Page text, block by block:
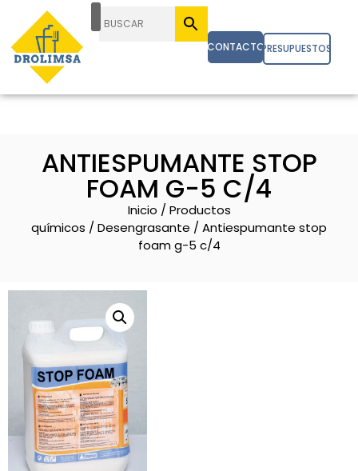
CONTACTOPRESUPUESTOS
ANTIESPUMANTE STOP
FOAM G-5 C/4
Inicio / Productos
químicos / Desengrasante / Antiespumante stop
foam g-5 c/4